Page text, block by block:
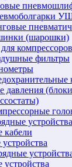
(шарошки)
компрессоров
фильтры
давления
устройства
кабели